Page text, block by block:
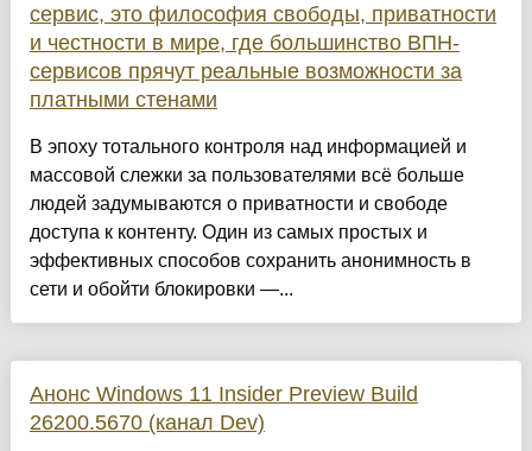
сервис, это философия свободы, приватности
и честности в мире, где большинство ВПН-
сервисов прячут реальные возможности за
платными стенами
В эпоху тотального контроля над информацией и
массовой слежки за пользователями всё больше
людей задумываются о приватности и свободе
доступа к контенту. Один из самых простых и
эффективных способов сохранить анонимность в
сети и обойти блокировки —...
Анонс Windows 11 Insider Preview Build
26200.5670 (канал Dev)